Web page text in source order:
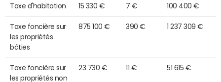
Taxe d'habitation 15 330 € 7 € 100 400 €
Taxe foncière sur
les propriétés
bâties
875 100 € 390 € 1 237 309 €
Taxe foncière sur
les propriétés non
23 730 € 11 € 51 615 €